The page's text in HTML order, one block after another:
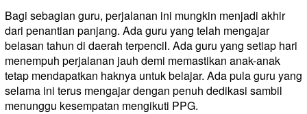
Bagi sebagian guru, perjalanan ini mungkin menjadi akhir
dari penantian panjang. Ada guru yang telah mengajar
belasan tahun di daerah terpencil. Ada guru yang setiap hari
menempuh perjalanan jauh demi memastikan anak-anak
tetap mendapatkan haknya untuk belajar. Ada pula guru yang
selama ini terus mengajar dengan penuh dedikasi sambil
menunggu kesempatan mengikuti PPG.